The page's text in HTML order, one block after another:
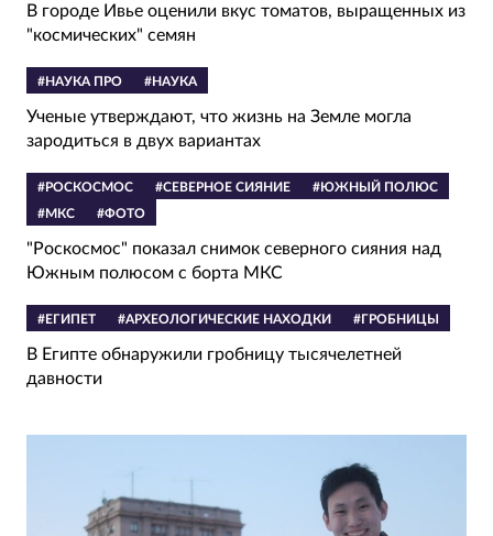
В городе Ивье оценили вкус томатов, выращенных из
"космических" семян
#НАУКА ПРО #НАУКА
Ученые утверждают, что жизнь на Земле могла
зародиться в двух вариантах
#РОСКОСМОС #СЕВЕРНОЕ СИЯНИЕ
#ЮЖНЫЙ ПОЛЮС
#МКС
#ФОТО
"Роскосмос" показал снимок северного сияния над
Южным полюсом с борта МКС
#ЕГИПЕТ #АРХЕОЛОГИЧЕСКИЕ НАХОДКИ #ГРОБНИЦЫ
В Египте обнаружили гробницу тысячелетней
давности